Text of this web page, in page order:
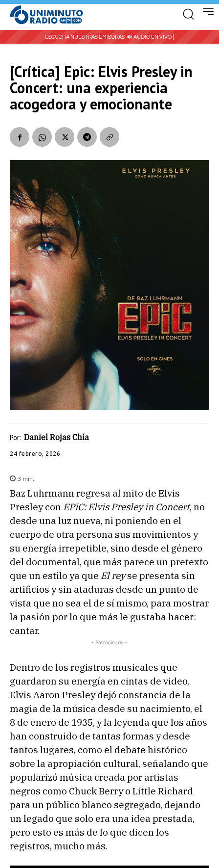
ESCUCHA NUESTRAS EMISORAS: 🔊 AUDIO EN VIVO |
[Crítica] Epic: Elvis Presley in
Concert: una experiencia
acogedora y emocionante
Por: Daniel Rojas Chía
24 febrero, 2026
3 min.
Baz Luhrmann regresa al mito de Elvis
Presley con EPiC: Elvis Presley in Concert, no
desde una luz nueva, ni poniendo en el
cuerpo de otra persona sus movimientos y
su energía irrepetible, sino desde el género
del documental, que más parece un pretexto
que un estilo ya que El reyse presenta sin
artificios y sin ataduras desde un punto de
vista que no sea el de sí mismo, para mostrar
la pasión por lo que más le gustaba hacer:
cantar.
- Patrocinado -
Dentro de los registros musicales que
guardaron su energía en cintas de video,
Elvis Aaron Presley dejó constancia de la
magia de la música desde su nacimiento, el
8 de enero de 1935, y la leyenda que los años
han construido de tantas formas y desde
tantos lugares, como el debate histórico
sobre la apropiación cultural, señalando que
popularizó música creada por artistas
negros como Chuck Berry o Little Richard
para un público blanco segregado, dejando
un legado que solo era una idea prestada,
pero esto es más de lo que dicen los
registros, mucho más.